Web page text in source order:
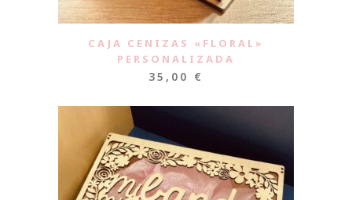
CAJA CENIZAS «FLORAL»
PERSONALIZADA
35,00 €